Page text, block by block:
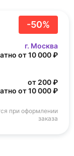
-50%
г. Москва
от 10 000 ₽
от 200 ₽
от 10 000 ₽
при оформлении
заказа